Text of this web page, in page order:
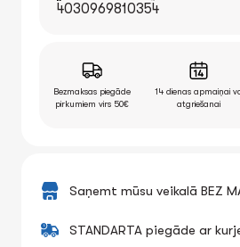
4030969810354
Bezmaksas piegāde
pirkumiem virs 50€
14 dienas apmaiņai
atgriešanai
Saņemt mūsu veikalā BEZ
STANDARTA piegāde ar